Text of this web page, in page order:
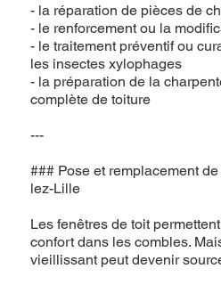
- la réparation de pièces de
- le renforcement ou la
- le traitement préventif ou
les insectes xylophages
- la préparation de la
complète de toiture
---
### Pose et remplacement
lez-Lille
Les fenêtres de toit
confort dans les combles.
vieillissant peut devenir